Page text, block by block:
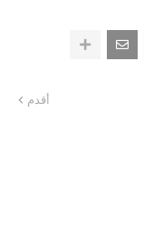
أقدم